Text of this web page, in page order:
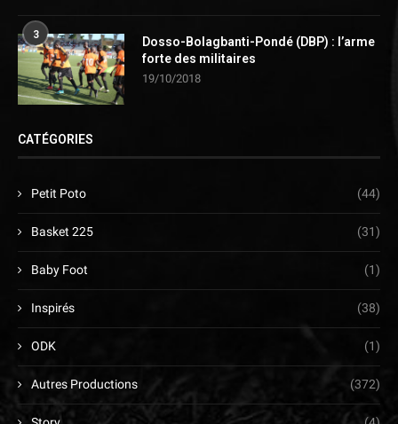
3
Dosso-Bolagbanti-Pondé (DBP) : l’arme
forte des militaires
19/10/2018
CATÉGORIES
Petit Poto (44)
Basket 225 (31)
Baby Foot (1)
Inspirés (38)
ODK (1)
Autres Productions (372)